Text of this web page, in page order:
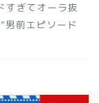
すぎてオーラ抜
男前エピソード